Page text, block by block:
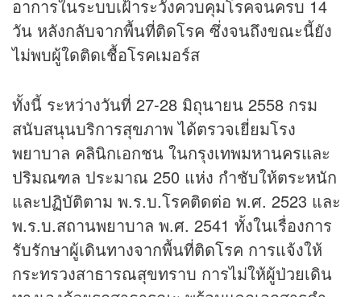
อาการในระบบเฝ้าระวังควบคุมโรคจนครบ 14
วัน หลังกลับจากพื้นที่ติดโรค ซึ่งจนถึงขณะนี้ยัง
ไม่พบผู้ใดติดเชื้อโรคเมอร์ส
ทั้งนี้ ระหว่างวันที่ 27-28 มิถุนายน 2558 กรม
สนับสนุนบริการสุขภาพ ได้ตรวจเยี่ยมโรง
พยาบาล คลินิกเอกชน ในกรุงเทพมหานครและ
ปริมณฑล ประมาณ 250 แห่ง กำชับให้ตระหนัก
และปฏิบัติตาม พ.ร.บ.โรคติดต่อ พ.ศ. 2523 และ
พ.ร.บ.สถานพยาบาล พ.ศ. 2541 ทั้งในเรื่องการ
รับรักษาผู้เดินทางจากพื้นที่ติดโรค การแจ้งให้
กระทรวงสาธารณสุขทราบ การไม่ให้ผู้ป่วยเดิน